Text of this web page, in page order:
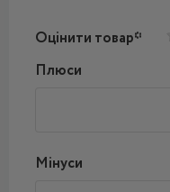
Оцінити товар*
Плюси
Мінуси